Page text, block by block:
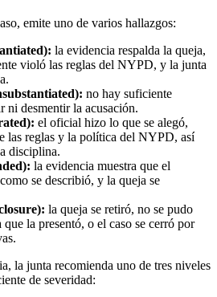
emite uno de varios hallazgos:
la evidencia respalda la queja,
violó las reglas del NYPD, y la junta
no hay suficiente
ni desmentir la acusación.
el oficial hizo lo que se alegó,
las reglas y la política del NYPD, así
disciplina.
la evidencia muestra que el
se describió, y la queja se
la queja se retiró, no se pudo
la presentó, o el caso se cerró por
la junta recomienda uno de tres niveles
de severidad: